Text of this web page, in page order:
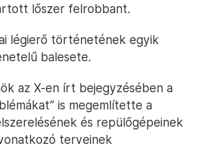
lőszer felrobbant.
légierő történetének egyik
balesete.
az X-en írt bejegyzésében a
is megemlítette a
és repülőgépeinek
terveinek